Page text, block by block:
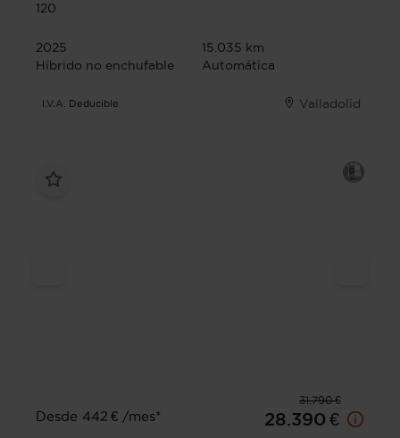
120
2025
15.035 km
Híbrido no enchufable
Automática
I.V.A. Deducible Valladolid
31.790 €
Desde 442 € /mes*
28.390 €